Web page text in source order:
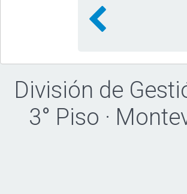
División de
3° Piso ·